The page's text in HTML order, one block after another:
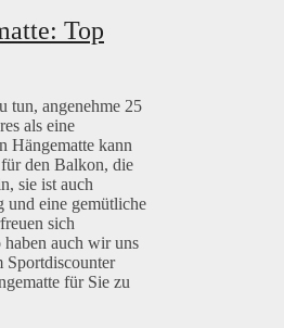
Top
tun, angenehme 25
als eine
Hängematte kann
den Balkon, die
sie ist auch
und eine gemütliche
sich
auch wir uns
Sportdiscounter
für Sie zu